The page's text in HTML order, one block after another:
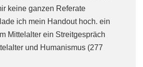
keine ganzen Referate
ich mein Handout hoch. ein
Mittelalter ein Streitgespräch
und Humanismus (277